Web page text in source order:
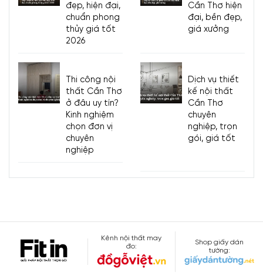
đẹp, hiện đại,
chuẩn phong
thủy giá tốt
2026
Cần Thơ hiện
đại, bền đẹp,
giá xưởng
Thi công nội
thất Cần Thơ
ở đâu uy tín?
Kinh nghiệm
chọn đơn vị
chuyên
nghiệp
Dịch vụ thiết
kế nội thất
Cần Thơ
chuyên
nghiệp, trọn
gói, giá tốt
Kênh nội thất may
đo:
Shop giấy dán
tường: